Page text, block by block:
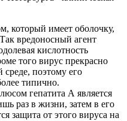
который имеет оболочку,
вредоносный агент
кислотность
того вирус прекрасно
среде, поэтому его
типично.
гепатита А является
раз в жизни, затем в его
защита от этого вируса на